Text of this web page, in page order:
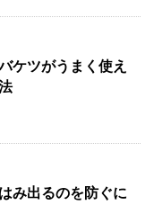
ケツがうまく使え
み出るのを防ぐに